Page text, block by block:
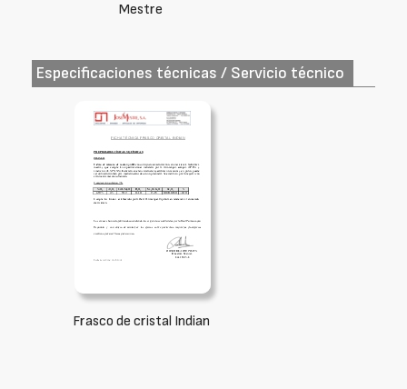
Mestre
Especificaciones técnicas / Servicio técnico
Frasco de cristal Indian